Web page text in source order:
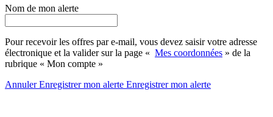
Nom de mon alerte
Pour recevoir les offres par e-mail, vous devez saisir votre adresse
électronique et la valider sur la page « Mes coordonnées » de la
rubrique « Mon compte »
AnnulerEnregistrer mon alerte Enregistrermon alerte